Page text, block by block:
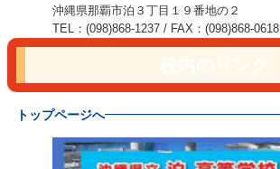
沖縄県那覇市泊３丁目１９番地の２
TEL：(098)868-1237 / FAX：(098)868-0618
トップページへ